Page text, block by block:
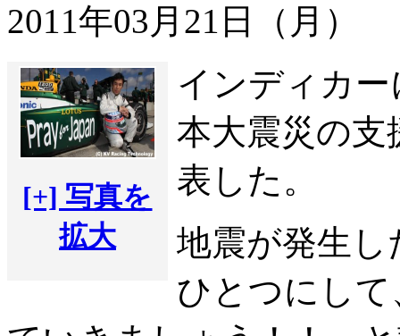
2011年03月21日（月）
[+] 写真を
拡大
インディカ
本大震災の
表した。
地震が発生
ひとつにし